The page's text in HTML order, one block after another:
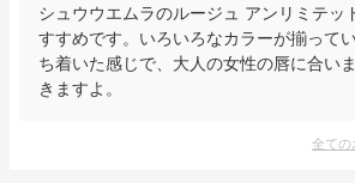
シュウウエムラのルージュ アンリミテッ
すすめです。いろいろなカラーが揃って
ち着いた感じで、大人の女性の唇に合い
きますよ。
全ての